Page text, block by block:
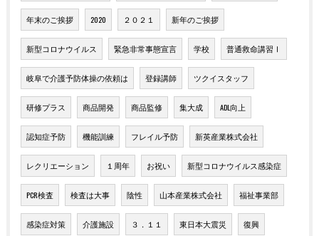
年末のご挨拶 2020 ２０２１ 新年のご挨拶
新型コロナウイルス 緊急非常事態宣言 学校 普通救命講習Ⅰ
岐阜で介護予防体操の依頼は 登録講師 ツクイスタッフ
研修プラス 商品開発 商品監修 集大成 ADL向上
認知症予防 機能訓練 フレイル予防 新英産業株式会社
レクリエーション １周年 お祝い 新型コロナウイルス感染症
PCR検査 検査は大事 陰性 山本産業株式会社 福祉事業部
感染症対策 介護施設 ３．１１ 東日本大震災 復興